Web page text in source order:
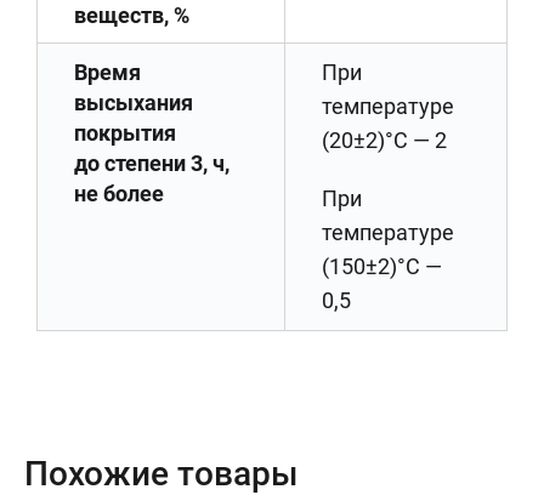
веществ, %
Время
высыхания
покрытия
до степени 3, ч,
не более
При
температуре
(20±2)°С — 2
При
температуре
(150±2)°С —
0,5
Похожие товары